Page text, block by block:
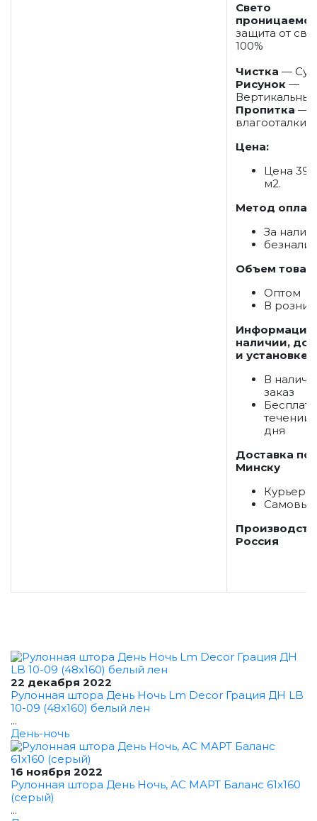
Свето
защита от
100%
Чистка —
Рисунок —
Вертикальный
Пропитка —
Цена:
Цена 39
м2.
Метод
За
Объем
Оптом
В
Информация
наличии,
и установке:
В
заказ
течении
дня
Доставка по
Минску
Россия
22 декабря 2022
Рулонная штора День Ночь Lm Decor Грация ДН LB
10-09 (48x160) белый лен
...
День-ночь
16 ноября 2022
Рулонная штора День Ночь, АС МАРТ Баланс 61x160
(серый)
...